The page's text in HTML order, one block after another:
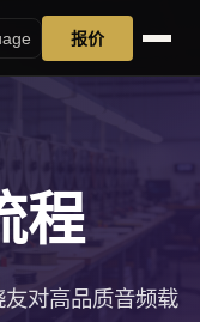
报价
程
对高品质音频载